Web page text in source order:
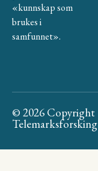
«kunnskap som
brukes i
samfunnet».
© 2026 Copyright
Telemarksforsking